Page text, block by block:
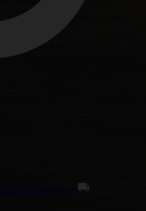
Klantenservice